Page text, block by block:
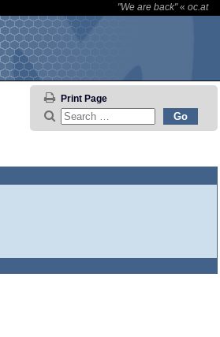
"We are back"« oc.at
Print Page